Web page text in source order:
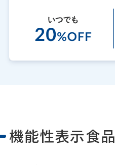
機能性表示食品